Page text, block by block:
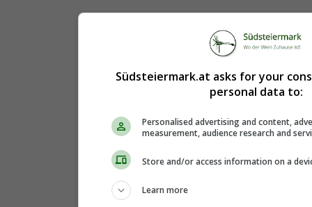
Südsteiermark.at asks for your
personal data to:
Personalised advertising and content,
measurement, audience research and
Store and/or access information on a
Learn more